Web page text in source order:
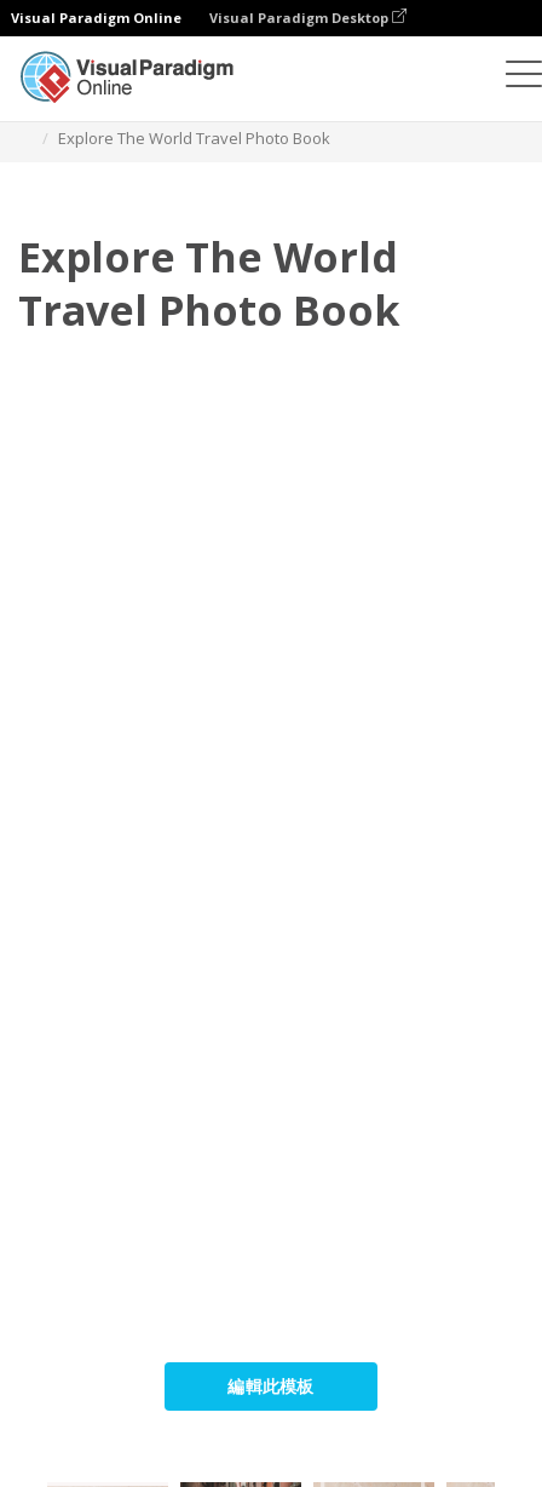
Visual Paradigm Online Visual Paradigm Desktop
Explore The World Travel Photo Book
Explore The World
Travel Photo Book
編輯此模板